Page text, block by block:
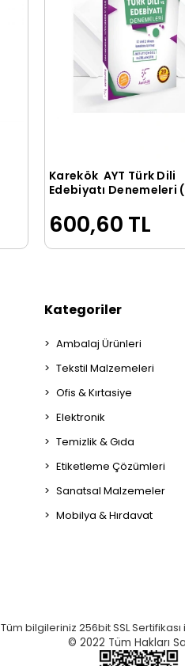
Sepete Ekle
Karekök AYT Türk Dili
Edebiyatı Denemeleri
600,60 TL
Kategoriler
Ambalaj Ürünleri
Tekstil Malzemeleri
Ofis & Kırtasiye
Elektronik
Temizlik & Gıda
Etiketleme Çözümleri
Sanatsal Malzemeler
Mobilya & Hırdavat
Tüm bilgileriniz 256bit SSL
© 2022 Tüm Hakları